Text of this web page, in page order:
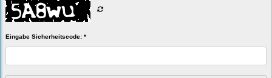
Eingabe Sicherheitscode: *